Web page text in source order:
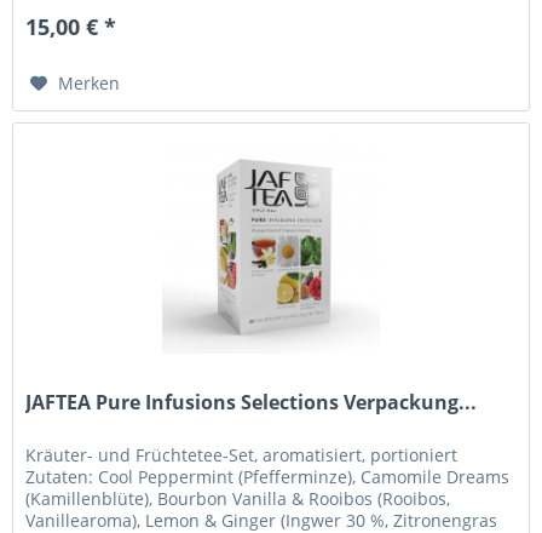
15,00 € *
Merken
JAFTEA Pure Infusions Selections Verpackung...
Kräuter- und Früchtetee-Set, aromatisiert, portioniert
Zutaten: Cool Peppermint (Pfefferminze), Camomile Dreams
(Kamillenblüte), Bourbon Vanilla & Rooibos (Rooibos,
Vanillearoma), Lemon & Ginger (Ingwer 30 %, Zitronengras